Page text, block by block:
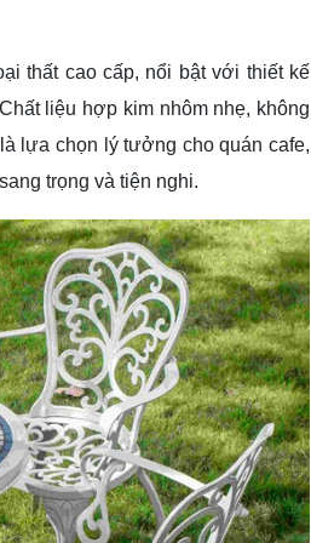
thất cao cấp, nổi bật với thiết kế
liệu hợp kim nhôm nhẹ, không
lựa chọn lý tưởng cho quán cafe,
trọng và tiện nghi.